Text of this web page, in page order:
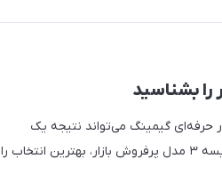
حرفه‌ای گیمینگ می‌تواند نتیجه یک
مسابقه را تعیین کند. در این مقاله با مقایسه ۳ مدل پرفروش بازار، بهترین انتخاب را